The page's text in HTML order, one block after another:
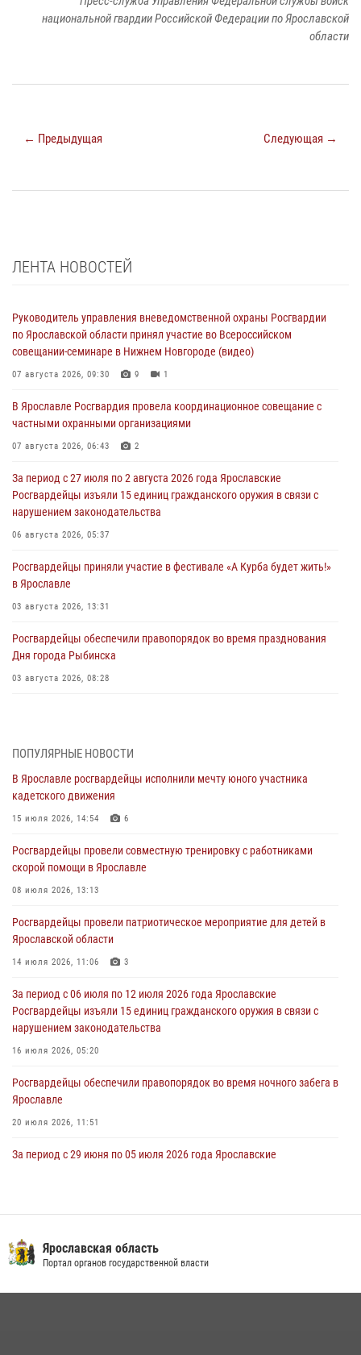
национальной гвардии Российской Федерации по Ярославской
области
← Предыдущая Следующая →
ЛЕНТА НОВОСТЕЙ
Руководитель управления вневедомственной охраны Росгвардии
по Ярославской области принял участие во Всероссийском
совещании-семинаре в Нижнем Новгороде (видео)
07 августа 2026, 09:30 9 1
В Ярославле Росгвардия провела координационное совещание с
частными охранными организациями
07 августа 2026, 06:43 2
За период с 27 июля по 2 августа 2026 года Ярославские
Росгвардейцы изъяли 15 единиц гражданского оружия в связи с
нарушением законодательства
06 августа 2026, 05:37
Росгвардейцы приняли участие в фестивале «А Курба будет жить!»
в Ярославле
03 августа 2026, 13:31
Росгвардейцы обеспечили правопорядок во время празднования
Дня города Рыбинска
03 августа 2026, 08:28
03 августа 2026, 07:24
Ярославские росгвардейцы за прошедшую неделю совершили
более 300 выездов по сигналам «тревога»
03 августа 2026, 07:09
Росгвардейцы оказали помощь беременной женщине во время
празднования Дня ВДВ в Ярославле
03 августа 2026, 06:20
За период с 20 июля по 26 июля 2026 года Ярославские
Росгвардейцы изъяли 41 единицу гражданского оружия в связи с
нарушением законодательства
В региональном управлении Росгвардии состоялся молебен,
приуроченный к празднику Крещения Руси
28 июля 2026, 14:56
ПОПУЛЯРНЫЕ НОВОСТИ
В Ярославле росгвардейцы исполнили мечту юного участника
кадетского движения
15 июля 2026, 14:54 6
Росгвардейцы провели совместную тренировку с работниками
скорой помощи в Ярославле
08 июля 2026, 13:13
Росгвардейцы провели патриотическое мероприятие для детей в
Ярославской области
14 июля 2026, 11:06 3
За период с 06 июля по 12 июля 2026 года Ярославские
Росгвардейцы изъяли 15 единиц гражданского оружия в связи с
нарушением законодательства
16 июля 2026, 05:20
Росгвардейцы обеспечили правопорядок во время ночного забега в
Ярославле
20 июля 2026, 11:51
За период с 29 июня по 05 июля 2026 года Ярославские
Росгвардейцы обеспечили правопорядок во время крестного хода
в Ярославской области
Ярославская область
Портал органов государственной власти